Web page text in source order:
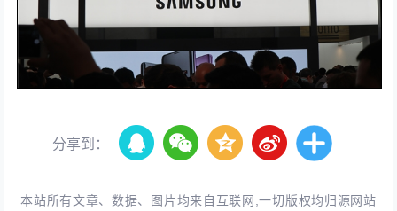
分享到：
本站所有文章、数据、图片均来自互联网,一切版权均归源网站